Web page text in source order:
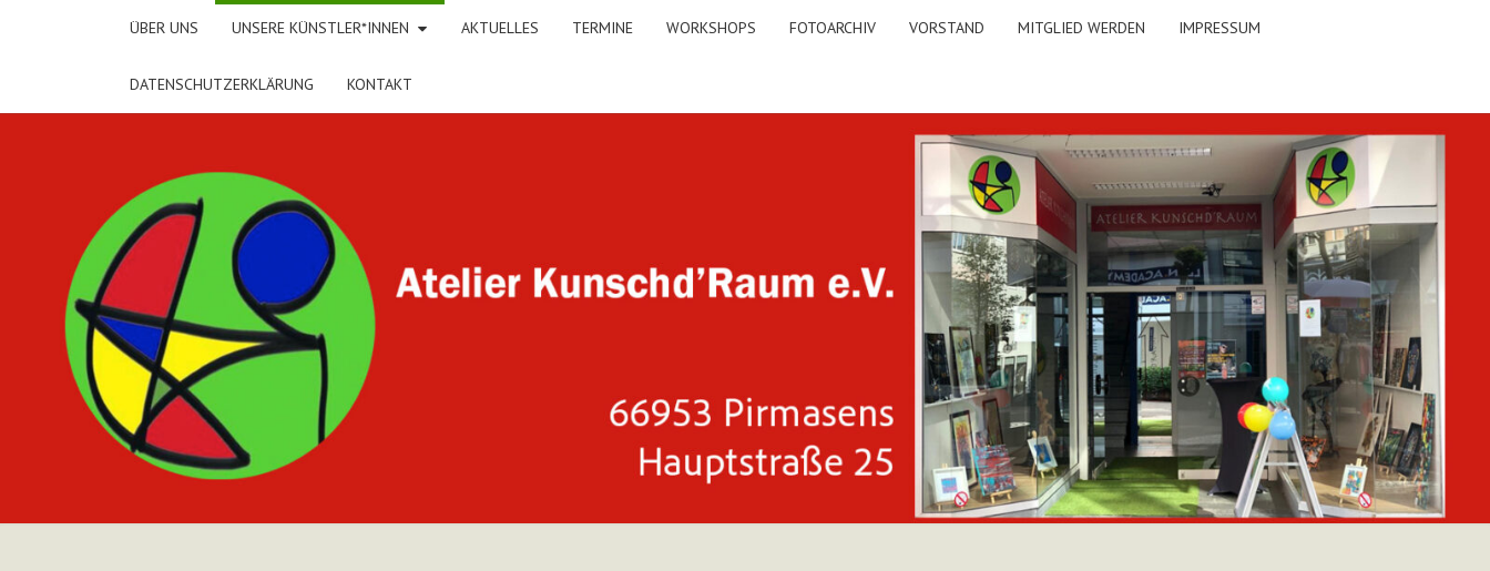
ÜBER UNS UNSERE KÜNSTLER*INNEN AKTUELLES TERMINE WORKSHOPS FOTOARCHIV VORSTAND MITGLIED WERDEN IMPRESSUM
DATENSCHUTZERKLÄRUNG KONTAKT
ATELIER
KUNSCHD'RAUM
E.V.